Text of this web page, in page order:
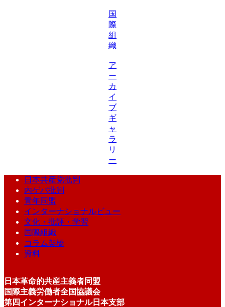
国
際
組
織
ア
ー
カ
イ
ブ
ギ
ャ
ラ
リ
ー
日本共産党批判
内ゲバ批判
青年同盟
インターナショナルビュー
文化・批評・学習
国際組織
コラム架橋
資料
日本革命的共産主義者同盟
国際主義労働者全国協議会
第四インターナショナル日本支部